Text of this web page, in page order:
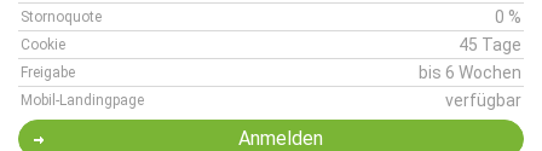
Stornoquote 0 %
Cookie 45 Tage
Freigabe bis 6 Wochen
Mobil-Landingpage verfügbar
Anmelden